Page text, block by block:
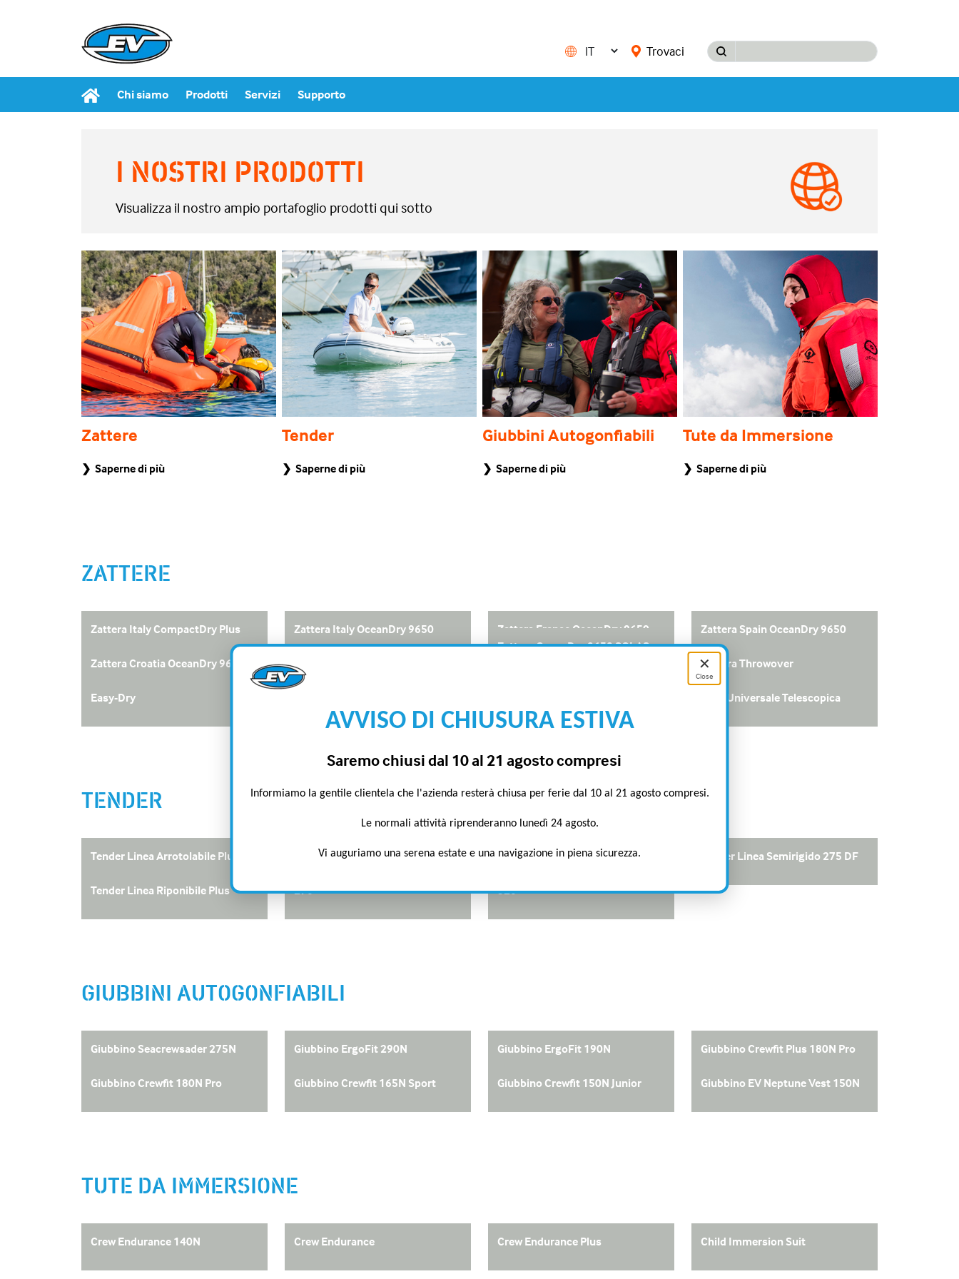
Trovaci
Chi siamo Prodotti Servizi Supporto
I NOSTRI PRODOTTI
Visualizza il nostro ampio portafoglio prodotti qui sotto
Zattere
❯ Saperne di più
Tender
❯ Saperne di più
Giubbini Autogonfiabili
❯ Saperne di più
Tute da Immersione
❯ Saperne di più
ZATTERE
Zattera Italy CompactDry Plus Zattera Italy OceanDry 9650 Zattera France OceanDry 9650 Zattera Spain OceanDry 9650
Zattera Croatia OceanDry 9650 Zattera OceanDry International
Zattera OceanDry 9650 SOLAS
Zattera Throwover
Easy-Dry Sella Universale Telescopica
TENDER
Tender Linea Arrotolabile Plus Tender Linea Gonfiabile Plus Tender Linea Semirigido Tender Linea Semirigido 275 DF
Tender Linea Riponibile Plus
270
320
GIUBBINI AUTOGONFIABILI
Giubbino Seacrewsader 275N Giubbino ErgoFit 290N Giubbino ErgoFit 190N Giubbino Crewfit Plus 180N Pro
Giubbino Crewfit 180N Pro Giubbino Crewfit 165N Sport Giubbino Crewfit 150N Junior Giubbino EV Neptune Vest 150N
TUTE DA IMMERSIONE
Crew Endurance 140N Crew Endurance Crew Endurance Plus Child Immersion Suit
✕
Close
AVVISO DI CHIUSURA ESTIVA
Saremo chiusi dal 10 al 21 agosto compresi
Informiamo la gentile clientela che l'azienda resterà chiusa per ferie dal 10 al 21 agosto compresi.
Le normali attività riprenderanno lunedì 24 agosto.
Vi auguriamo una serena estate e una navigazione in piena sicurezza.